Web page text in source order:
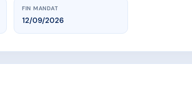
FIN MANDAT
12/09/2026